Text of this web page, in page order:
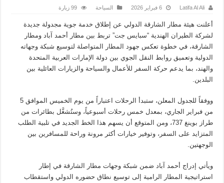
Latifa Al Ali 6 فبراير 2026 السياحة 99 زيارة
أعلنت هيئة مطار الشارقة الدولي عن إطلاق خدمة جوية مجدولة جديدة
لشركة الطيران الهندية “سبايس جت” تربط بين مطار أحمد آباد ومطار
الشارقة، في خطوة تعكس جهود المطار المتواصلة لتوسيع شبكة وجهاته
الدولية وتعميق روابط النقل الجوي بين دولة الإمارات العربية المتحدة
والهند، بما يدعم حركة السفر للأعمال والسياحة والزيارات العائلية بين
البلدين.
ووفقاً للجدول المعلن، ستبدأ الرحلات اعتباراً من يوم الخميس الموافق 5
من فبراير الجاري، بمعدل خمس رحلات أسبوعياً، وستُشغَّل بطائرات من
طراز بوينغ 737، ومن المتوقع أن يسهم هذا الخط الجديد في تلبية الطلب
المتزايد على السفر، وتوفير خيارات أكثر مرونة وراحة للمسافرين بين
الوجهتين.
ويأتي إدراج أحمد آباد ضمن شبكة وجهات مطار الشارقة في إطار
استراتيجية المطار الرامية إلى توسيع نطاق حضوره الدولي واستقطاب